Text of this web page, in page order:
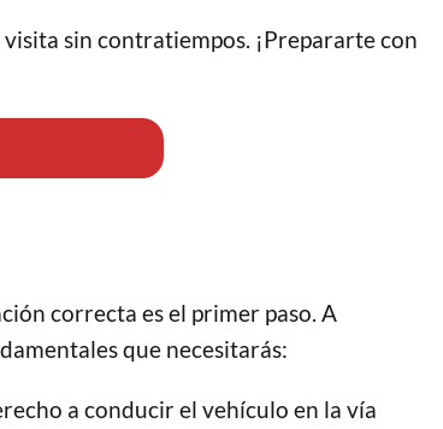
sin contratiempos. ¡Prepararte con
correcta es el primer paso. A
que necesitarás:
a conducir el vehículo en la vía